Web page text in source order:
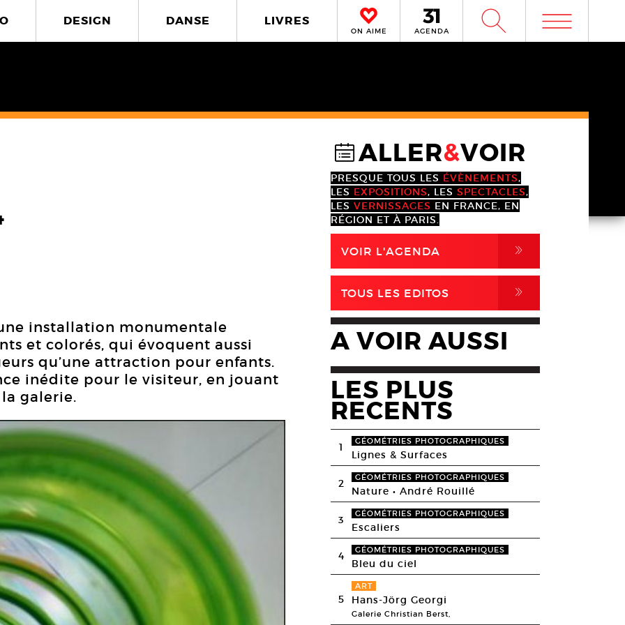
DESIGN DANSE LIVRES
ON AIME AGENDA W m
installation monumentale
et colorés, qui évoquent aussi
qu’une attraction pour enfants.
inédite pour le visiteur, en jouant
galerie.
@ALLER&VOIR
PRESQUE TOUS LES ÉVÈNEMENTS,
LES EXPOSITIONS, LES SPECTACLES,
LES VERNISSAGES EN FRANCE, EN
RÉGION ET À PARIS.
VOIR L'AGENDA ,
TOUS LES EDITOS ,
A VOIR AUSSI
LES PLUS
RECENTS
1 GÉOMÉTRIES PHOTOGRAPHIQUES
Lignes & Surfaces
2 GÉOMÉTRIES PHOTOGRAPHIQUES
Nature • André Rouillé
3 GÉOMÉTRIES PHOTOGRAPHIQUES
Escaliers
4 GÉOMÉTRIES PHOTOGRAPHIQUES
Bleu du ciel
5
ART
Hans-Jörg Georgi
Galerie Christian Berst,